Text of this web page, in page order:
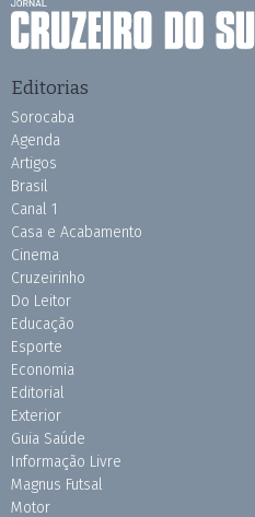
Editorias
Sorocaba
Agenda
Artigos
Brasil
Canal 1
Casa e Acabamento
Cinema
Cruzeirinho
Do Leitor
Educação
Esporte
Economia
Editorial
Exterior
Guia Saúde
Informação Livre
Magnus Futsal
Motor